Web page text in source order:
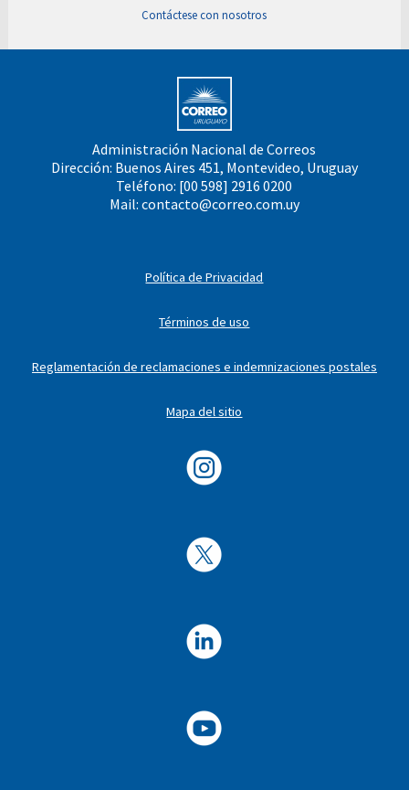
Contáctese con nosotros
Administración Nacional de Correos
Dirección: Buenos Aires 451, Montevideo, Uruguay
Teléfono: [00 598] 2916 0200
Mail: contacto@correo.com.uy
Política de Privacidad
Términos de uso
Reglamentación de reclamaciones e indemnizaciones postales
Mapa del sitio